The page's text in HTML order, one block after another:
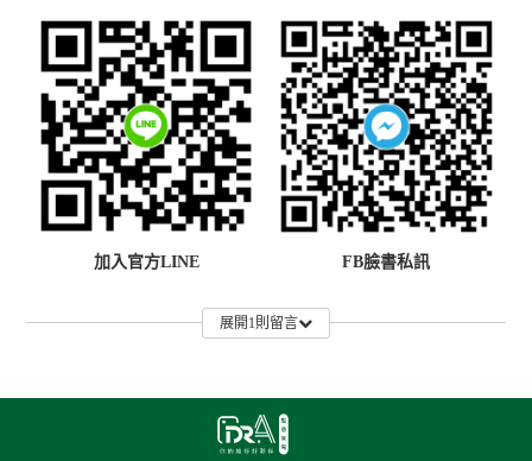
加入官方LINE FB臉書私訊
展開1則留言